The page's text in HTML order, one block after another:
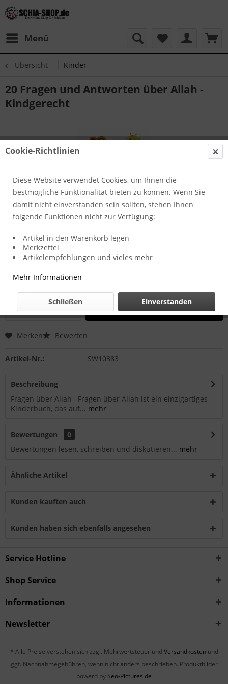
Menü
Übersicht Kinder
20 Fragen und Antworten über Allah -
Kindgerecht
10,00 € *
Zustellung in 2-3 Werktagen
In denWarenkorb
Merken Bewerten
Artikel-Nr.: SW10383
Beschreibung
Fragen über Allah Fragen über Allah ist ein einzigartiges
Kinderbuch, das auf... mehr
Bewertungen
0
Bewertungen lesen, schreiben und diskutieren... mehr
Ähnliche Artikel
Kunden kauften auch
Kunden haben sich ebenfalls angesehen
Service Hotline
Shop Service
Informationen
Newsletter
* Alle Preise verstehen sich zzgl. Mehrwertsteuer und Versandkostenund
ggf. Nachnahmegebühren, wenn nicht anders beschrieben. Produktbilder
powerd by Seo-Pictures.de
Cookie-Richtlinien
Diese Website verwendet Cookies, um Ihnen die
bestmögliche Funktionalität bieten zu können. Wenn Sie
damit nicht einverstanden sein sollten, stehen Ihnen
folgende Funktionen nicht zur Verfügung:
Artikel in den Warenkorb legen
Merkzettel
Artikelempfehlungen und vieles mehr
Mehr Informationen
Einverstanden
Schließen